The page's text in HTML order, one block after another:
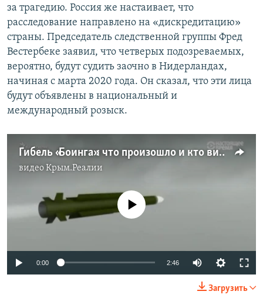
за трагедию. Россия же настаивает, что
расследование направлено на «дискредитацию»
страны. Председатель следственной группы Фред
Вестербеке заявил, что четверых подозреваемых,
вероятно, будут судить заочно в Нидерландах,
начиная с марта 2020 года. Он сказал, что эти лица
будут объявлены в национальный и
международный розыск.
Гибель «Боинга»: что произошло и кто виноват? (видео)
видеоКрым.Реалии
No media source currently available
0:00 2:46
Загрузить